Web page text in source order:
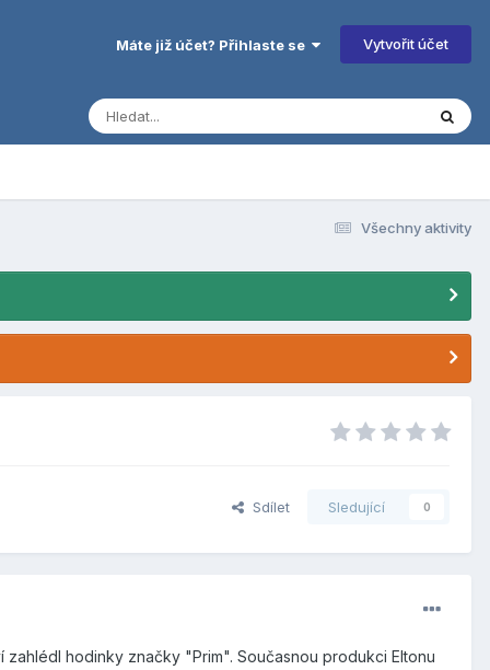
Máte již účet? Přihlaste se Vytvořit účet
Všechny aktivity
Sdílet Sledující 0
hodinky značky "Prim". Současnou produkci Eltonu